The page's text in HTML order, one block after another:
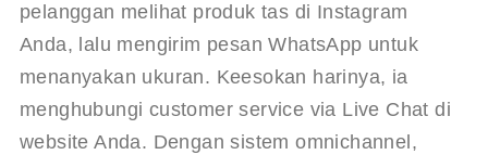
pelanggan melihat produk tas di Instagram
Anda, lalu mengirim pesan WhatsApp untuk
menanyakan ukuran. Keesokan harinya, ia
menghubungi customer service via Live Chat di
website Anda. Dengan sistem omnichannel,